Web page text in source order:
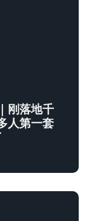
刚落地千
人第一套